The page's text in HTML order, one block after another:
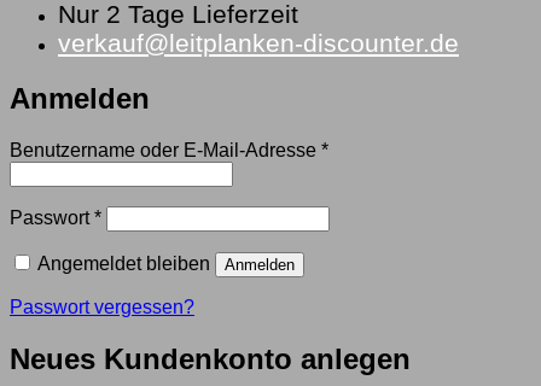
Nur 2 Tage Lieferzeit
verkauf@leitplanken-discounter.de
Anmelden
Benutzername oder E-Mail-Adresse *Erforderlich
Passwort*Erforderlich
Angemeldet bleiben Anmelden
Passwort vergessen?
Neues Kundenkonto anlegen